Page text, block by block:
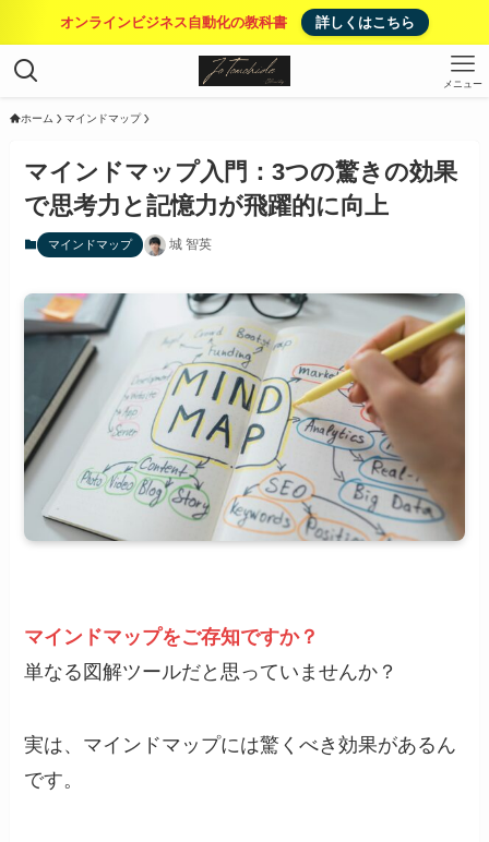
オンラインビジネス自動化の教科書 詳しくはこちら
メニュー
ホーム マインドマップ
マインドマップ入門：3つの驚きの効果
で思考力と記憶力が飛躍的に向上
マインドマップ 城 智英
マインドマップをご存知ですか？
単なる図解ツールだと思っていませんか？
実は、マインドマップには驚くべき効果があるん
です。